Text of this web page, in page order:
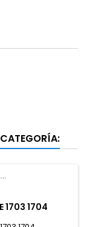
1703 1704